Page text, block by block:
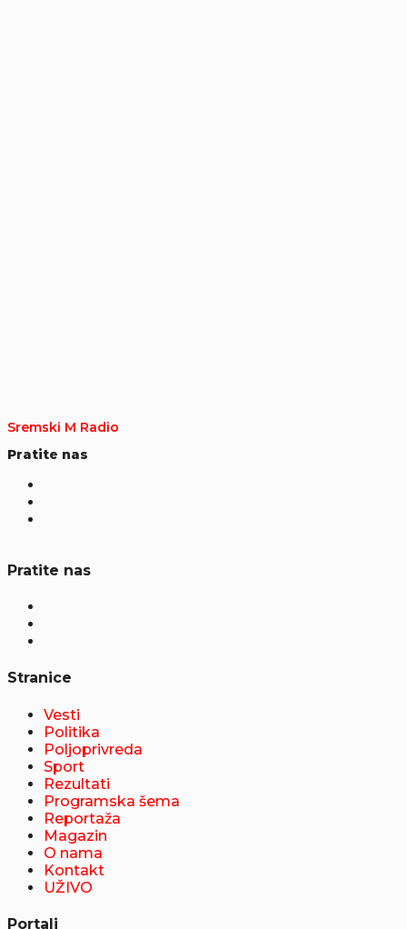
Sremski M Radio
Pratite nas
Pratite nas
Stranice
Vesti
Politika
Poljoprivreda
Sport
Rezultati
Programska šema
Reportaža
Magazin
O nama
Kontakt
UŽIVO
Portali